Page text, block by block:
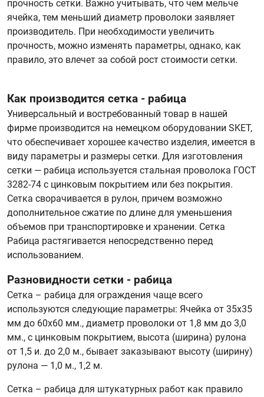
прочность сетки. Важно учитывать, что чем мельче
ячейка, тем меньший диаметр проволоки заявляет
производитель. При необходимости увеличить
прочность, можно изменять параметры, однако, как
правило, это влечет за собой рост стоимости сетки.
Как производится сетка - рабица
Универсальный и востребованный товар в нашей
фирме производится на немецком оборудовании SKET,
что обеспечивает хорошее качество изделия, имеется в
виду параметры и размеры сетки. Для изготовления
сетки — рабица используется стальная проволока ГОСТ
3282-74 с цинковым покрытием или без покрытия.
Сетка сворачивается в рулон, причем возможно
дополнительное сжатие по длине для уменьшения
объемов при транспортировке и хранении. Сетка
Рабица растягивается непосредственно перед
использованием.
Разновидности сетки - рабица
Сетка – рабица для ограждения чаще всего
используются следующие параметры: Ячейка от 35х35
мм до 60х60 мм., диаметр проволоки от 1,8 мм до 3,0
мм., с цинковым покрытием, высота (ширина) рулона
от 1,5 и. до 2,0 м., бывает заказывают высоту (ширину)
рулона — 1,0 м., 1,2 м.
Сетка – рабица для штукатурных работ как правило